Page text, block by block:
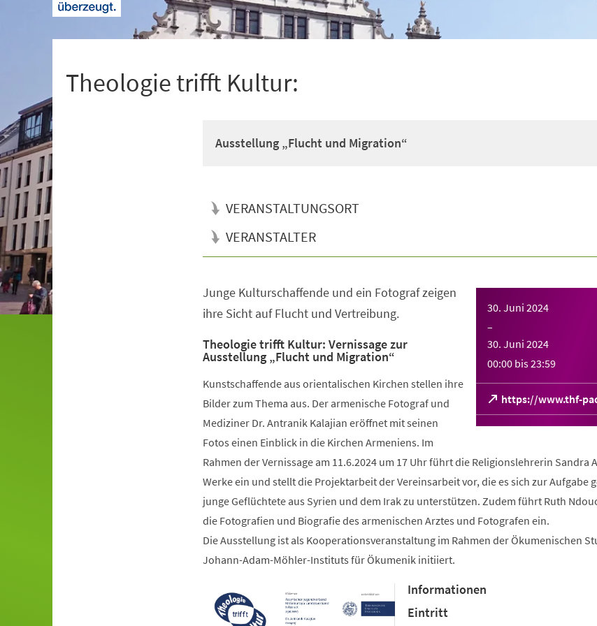
Theologie trifft Kultur:
Ausstellung „Flucht und Migration“
VERANSTALTUNGSORT
VERANSTALTER
30. Juni 2024
–
30. Juni 2024
00:00 bis23:59
https://www.thf-
(Öffnet
in
einem
Tab)
Junge Kulturschaffende und ein Fotograf zeigen
ihre Sicht auf Flucht und Vertreibung.
Theologie trifft Kultur: Vernissage zur
Ausstellung „Flucht und Migration“
Kunstschaffende aus orientalischen Kirchen stellen ihre
Bilder zum Thema aus. Der armenische Fotograf und
Mediziner Dr. Antranik Kalajian eröffnet mit seinen
Fotos einen Einblick in die Kirchen Armeniens. Im
Rahmen der Vernissage am 11.6.2024 um 17 Uhr führt die Religionslehrerin Sandra
Werke ein und stellt die Projektarbeit der Vereinsarbeit vor, die es sich zur Aufgabe
junge Geflüchtete aus Syrien und dem Irak zu unterstützen. Zudem führt Ruth
die Fotografien und Biografie des armenischen Arztes und Fotografen ein.
Die Ausstellung ist als Kooperationsveranstaltung im Rahmen der Ökumenischen
Johann-Adam-Möhler-Instituts für Ökumenik initiiert.
Informationen
Eintritt